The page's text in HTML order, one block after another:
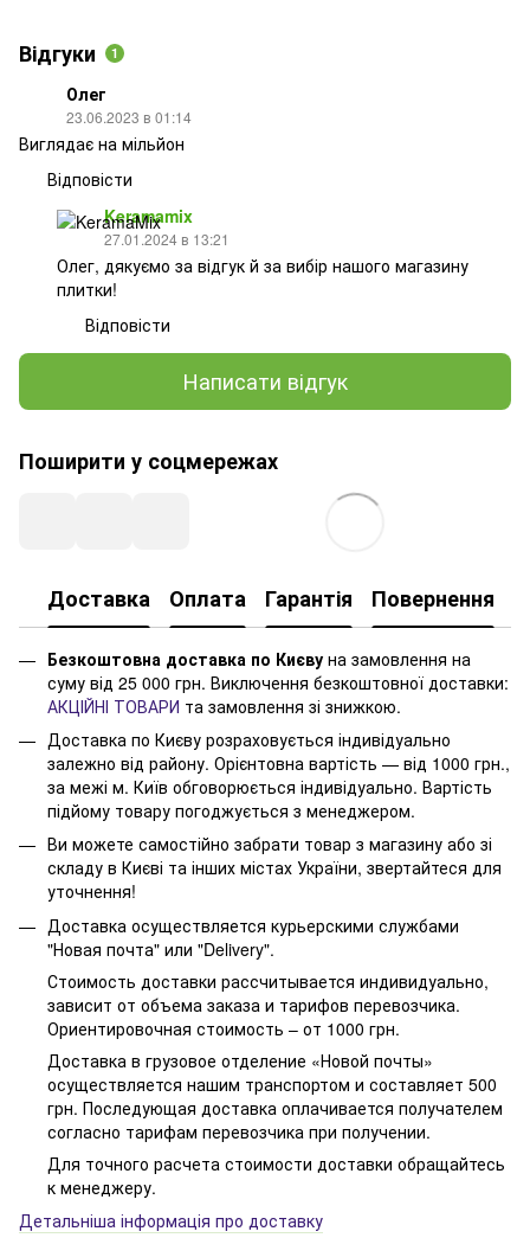
Відгуки 1
Олег
23.06.2023 в 01:14
Виглядає на мільйон
Відповісти
Keramamix
27.01.2024 в 13:21
Олег, дякуємо за відгук й за вибір нашого магазину
плитки!
Відповісти
Написати відгук
Поширити у соцмережах
Доставка Оплата Гарантія Повернення
Безкоштовна доставка по Києву на замовлення на
суму від 25 000 грн. Виключення безкоштовної доставки:
АКЦІЙНІ ТОВАРИ та замовлення зі знижкою.
Доставка по Києву розраховується індивідуально
залежно від району. Орієнтовна вартість — від 1000 грн.,
за межі м. Київ обговорюється індивідуально. Вартість
підйому товару погоджується з менеджером.
Ви можете самостійно забрати товар з магазину або зі
складу в Києві та інших містах України, звертайтеся для
уточнення!
Доставка осуществляется курьерскими службами
"Новая почта" или "Delivery".
Стоимость доставки рассчитывается индивидуально,
зависит от объема заказа и тарифов перевозчика.
Ориентировочная стоимость – от 1000 грн.
Доставка в грузовое отделение «Новой почты»
осуществляется нашим транспортом и составляет 500
грн. Последующая доставка оплачивается получателем
согласно тарифам перевозчика при получении.
Для точного расчета стоимости доставки обращайтесь
к менеджеру.
Детальніша інформація про доставку